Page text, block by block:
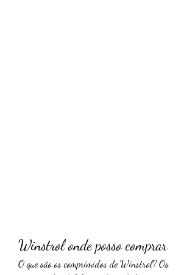
Winstrol onde posso comprar
O que são os comprimidos de Winstrol? Os